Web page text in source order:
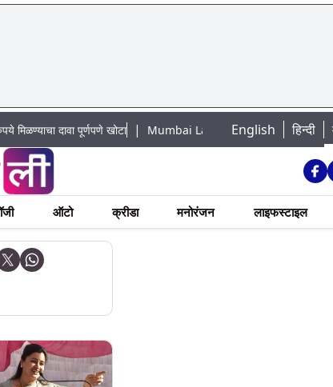
पूर्णपणे खोटा|Mumbai Lake Water Levels: मुंबई पाणीपुरवठा
English हिन्दी
ऑटो क्रीडा मनोरंजन लाइफस्टाइल